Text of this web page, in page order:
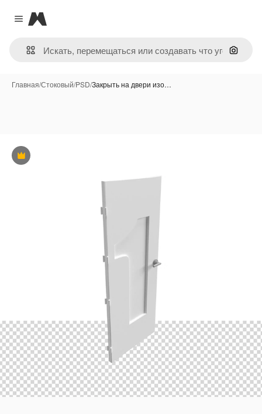
Close menu
Magnific
Поиск
Главная/Стоковый/PSD/Закрыть на двери изо…
Премиум